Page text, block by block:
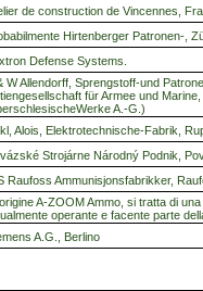
de construction de Vincennes,
Hirtenberger Patronen-,
Defense Systems.
W Allendorff, Sprengstoff-und
für Armee und
A.-G.)
Alois, Elektrotechnische-Fabrik,
Strojárne Národný Podnik,
Raufoss Ammunisjonsfabrikker,
A-ZOOM Ammo, si tratta di
operante e facente parte
A.G., Berlino